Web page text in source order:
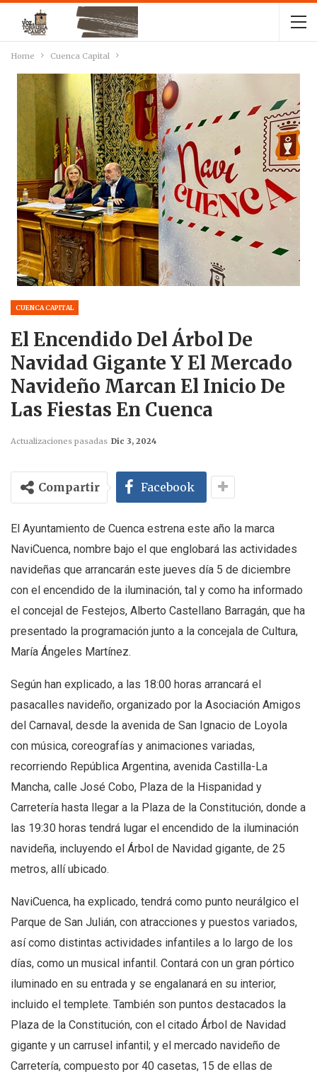
Home Cuenca Capital
CUENCA CAPITAL
El Encendido Del Árbol De
Navidad Gigante Y El Mercado
Navideño Marcan El Inicio De
Las Fiestas En Cuenca
Actualizaciones pasadas Dic 3, 2024
Compartir Facebook
El Ayuntamiento de Cuenca estrena este año la marca
NaviCuenca, nombre bajo el que englobará las actividades
navideñas que arrancarán este jueves día 5 de diciembre
con el encendido de la iluminación, tal y como ha informado
el concejal de Festejos, Alberto Castellano Barragán, que ha
presentado la programación junto a la concejala de Cultura,
María Ángeles Martínez.
Según han explicado, a las 18:00 horas arrancará el
pasacalles navideño, organizado por la Asociación Amigos
del Carnaval, desde la avenida de San Ignacio de Loyola
con música, coreografías y animaciones variadas,
recorriendo República Argentina, avenida Castilla-La
Mancha, calle José Cobo, Plaza de la Hispanidad y
Carretería hasta llegar a la Plaza de la Constitución, donde a
las 19:30 horas tendrá lugar el encendido de la iluminación
navideña, incluyendo el Árbol de Navidad gigante, de 25
metros, allí ubicado.
NaviCuenca, ha explicado, tendrá como punto neurálgico el
Parque de San Julián, con atracciones y puestos variados,
así como distintas actividades infantiles a lo largo de los
días, como un musical infantil. Contará con un gran pórtico
iluminado en su entrada y se engalanará en su interior,
incluido el templete. También son puntos destacados la
Plaza de la Constitución, con el citado Árbol de Navidad
gigante y un carrusel infantil; y el mercado navideño de
Carretería, compuesto por 40 casetas, 15 de ellas de